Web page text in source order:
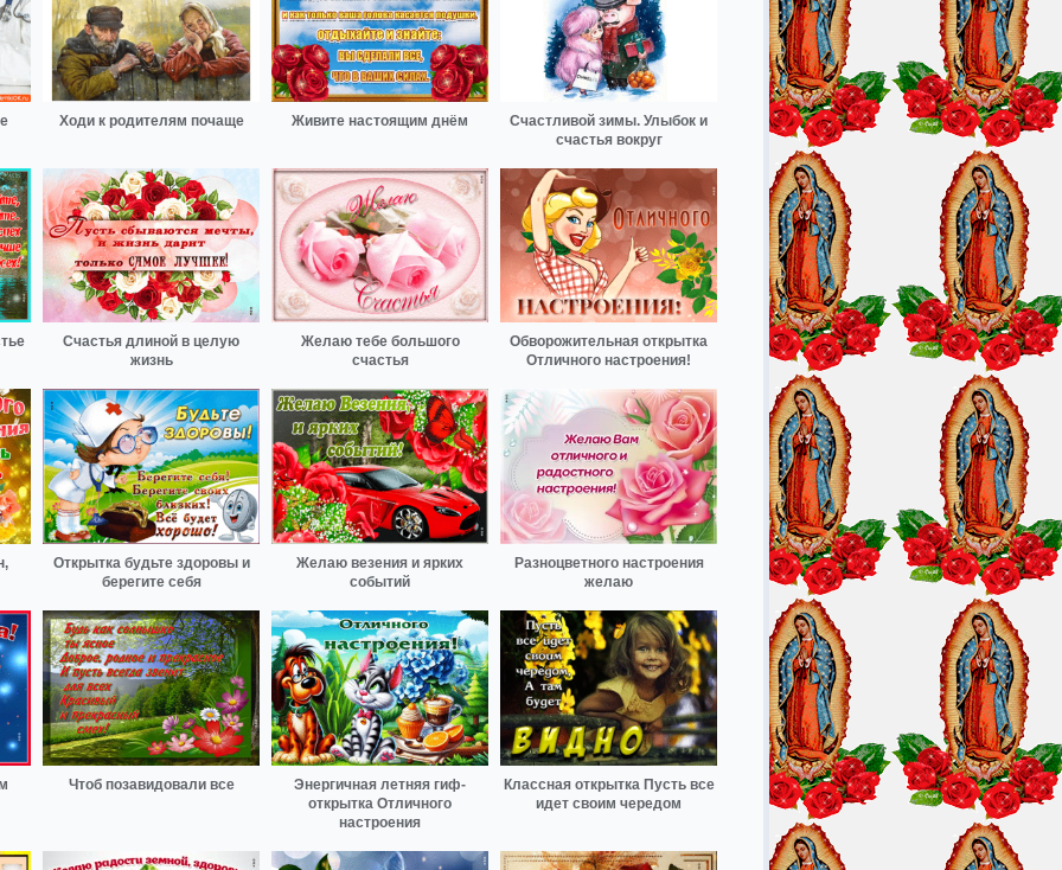
Ходи к родителям почаще Живите настоящим днём
Счастливой зимы. Улыбок и
счастья вокруг
Счастья длиной в целую
жизнь
Желаю тебе большого
счастья
Обворожительная открытка
Отличного настроения!
Открытка будьте здоровы и
берегите себя
Желаю везения и ярких
событий
Разноцветного настроения
желаю
Чтоб позавидовали все
Энергичная летняя гиф-
открытка Отличного
настроения
Классная открытка Пусть все
идет своим чередом